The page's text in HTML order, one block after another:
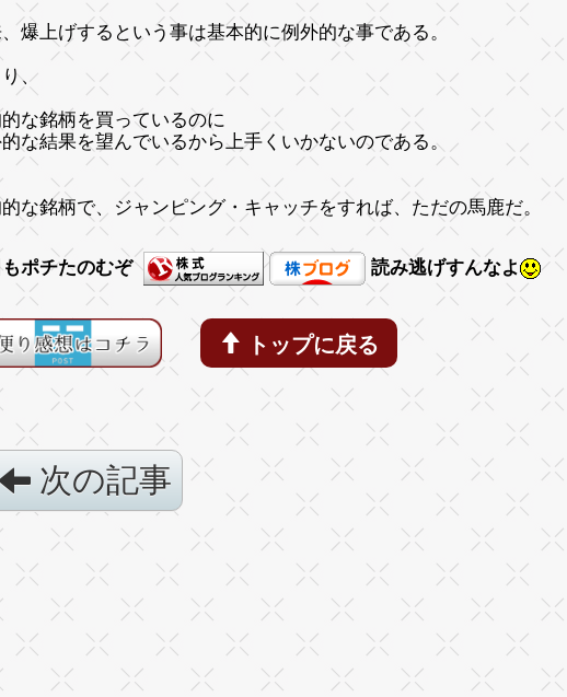
爆上げするという事は基本的に例外的な事である。
、
な銘柄を買っているのに
な結果を望んでいるから上手くいかないのである。
な銘柄で、ジャンピング・キャッチをすれば、ただの馬鹿だ。
もポチたのむぞ 読み逃げすんなよ
トップに戻る
次の記事